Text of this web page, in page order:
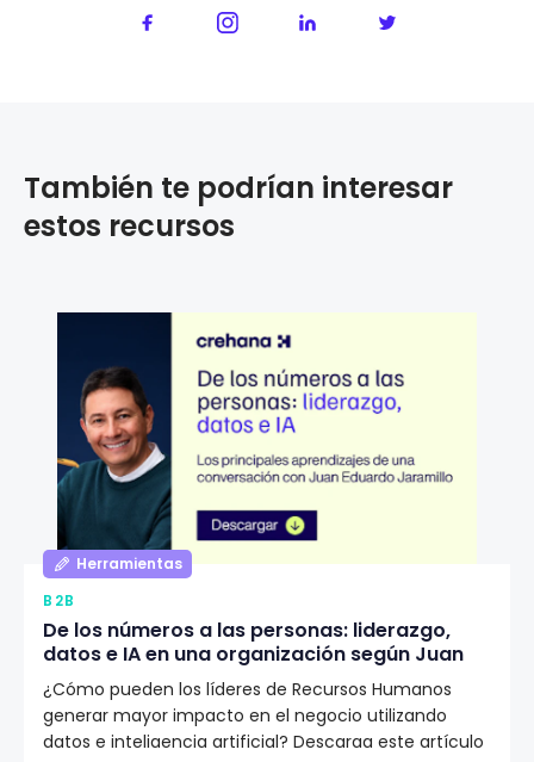
También te podrían interesar
estos recursos
Herramientas
B2B
De los números a las personas: liderazgo,
datos e IA en una organización según Juan
Eduardo Jaramillo
¿Cómo pueden los líderes de Recursos Humanos
generar mayor impacto en el negocio utilizando
datos e inteligencia artificial? Descarga este artículo